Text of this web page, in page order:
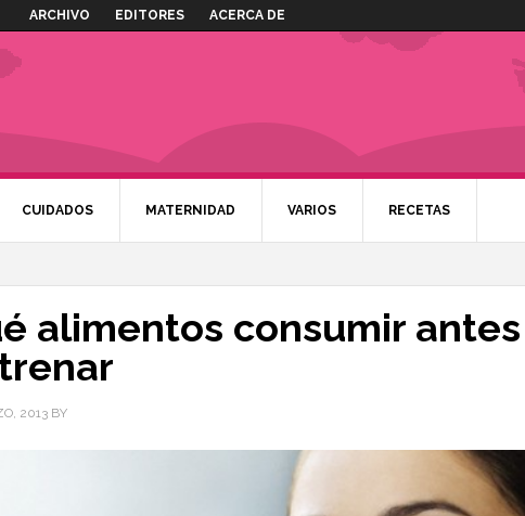
ARCHIVO EDITORES ACERCA DE
CUIDADOS MATERNIDAD VARIOS RECETAS
alimentos consumir
2013 BY